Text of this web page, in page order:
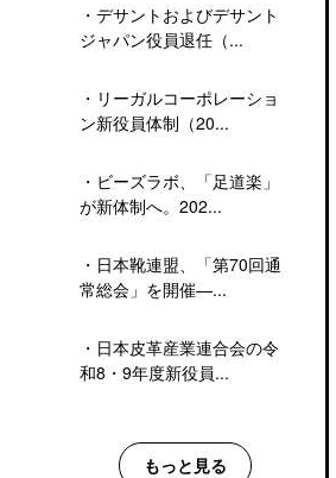
・ デサントおよびデサント
ジャパン役員退任（...
・ リーガルコーポレーショ
ン新役員体制（20...
・ ビーズラボ、「足道楽」
が新体制へ。202...
・ 日本靴連盟、「第70回通
常総会」を開催―...
・ 日本皮革産業連合会の令
和8・9年度新役員...
もっと見る